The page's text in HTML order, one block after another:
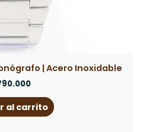
| Acero Inoxidable
al carrito